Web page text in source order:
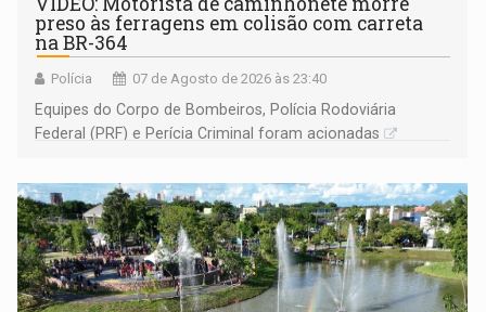
preso às ferragens em colisão com carreta
na BR-364
Polícia 07 de Agosto de 2026 às 23:40
Equipes do Corpo de Bombeiros, Polícia Rodoviária
Federal (PRF) e Perícia Criminal foram acionadas